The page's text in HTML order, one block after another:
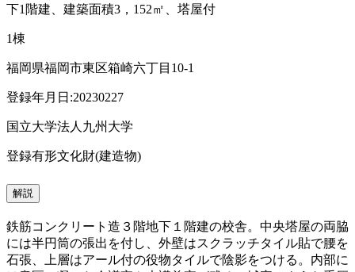
下1階建、建築面積3，152㎡、塔屋付
1棟
福岡県福岡市東区箱崎六丁目10-1
登録年月日:20230227
国立大学法人九州大学
登録有形文化財(建造物)
解説
鉄筋コンクリート造３階地下１階建の校舎。中央塔屋の両脇
には半円筒の張出を付し、外壁はスクラッチタイル貼で腰を
石張、上層はアール付の役物タイルで陰影をつける。内部に